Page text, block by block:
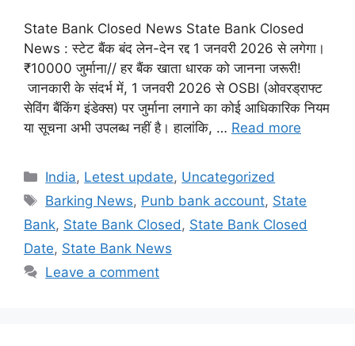
State Bank Closed News State Bank Closed
News : स्टेट बैंक बंद लेन-देन रद्द 1 जनवरी 2026 से लगेगा।
₹10000 जुर्माना// हर बैंक खाता धारक को जानना जरूरी!
जानकारी के संदर्भ में, 1 जनवरी 2026 से OSBI (ओवरड्राफ्ट
सेविंग बैंकिंग इंडेक्स) पर जुर्माना लगाने का कोई आधिकारिक नियम
या सूचना अभी उपलब्ध नहीं है। हालांकि, … Read more
Categories
India, Letest update, Uncategorized
Tags
Barking News, Punb bank account, State
Bank, State Bank Closed , State Bank Closed
Date, State Bank News
Leave a comment